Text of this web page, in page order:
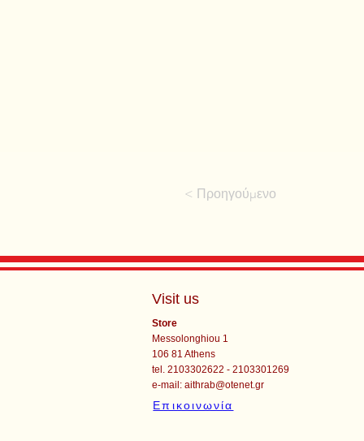
< Προηγούμενο
Visit us
Store
Messolonghiou 1
106 81 Athens
tel. 2103302622 - 2103301269
e-mail:aithrab@otenet.gr
Επικοινωνία